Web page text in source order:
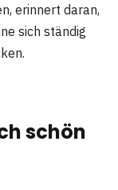
erinnert daran,
sich ständig
schön